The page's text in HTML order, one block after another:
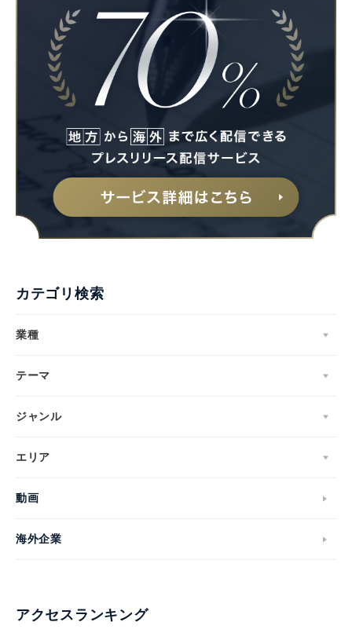
カテゴリ検索
業種
テーマ
ジャンル
エリア
動画
海外企業
アクセスランキング